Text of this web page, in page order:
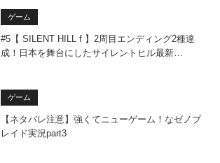
ゲーム
#5【 SILENT HILL f 】2周目エンディング2種達
成！日本を舞台にしたサイレントヒル最新…
ゲーム
【ネタバレ注意】強くてニューゲーム！なゼノブ
レイド実況part3